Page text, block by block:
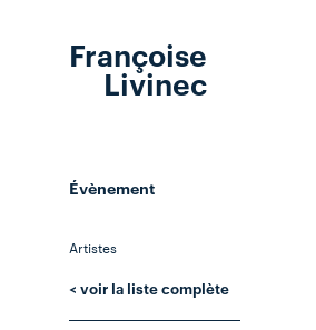
Françoise
Livinec
Évènement
Artistes
< voir la liste complète